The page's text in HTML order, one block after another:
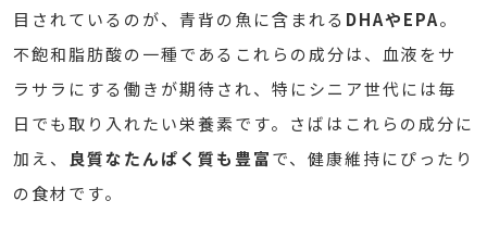
目されているのが、青背の魚に含まれる DHAやEPA。
不飽和脂肪酸の一種であるこれらの成分は、血液をサ
ラサラにする働きが期待され、特にシニア世代には毎
日でも取り入れたい栄養素です。さばはこれらの成分に
加え、
良質なたんぱく質も豊富で、健康維持にぴったり
の食材です。